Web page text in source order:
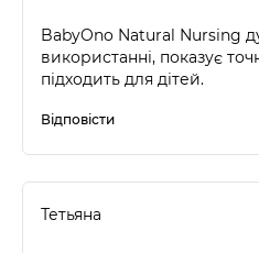
BabyOno Natural Nursing
використанні, показує
підходить для дітей.
Відповісти
Тетьяна